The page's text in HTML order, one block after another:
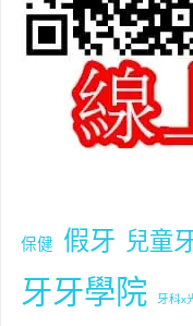
保健 假牙 兒童
牙牙學院 牙科x